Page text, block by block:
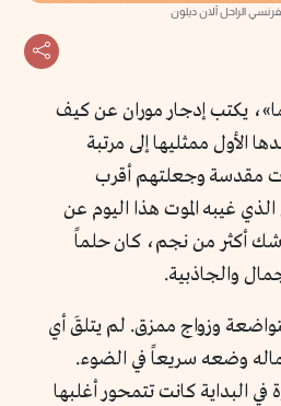
الراحل آلان ديلون
يكتب إدجار موران عن كيف
الأول ممثليها إلى مرتبة
مقدسة وجعلتهم أقرب
الذي غيبه الموت هذا اليوم عن
عاماً بلا شك أكثر من نجم، كان حلماً
والجاذبية.
وزواج ممزق. لم يتلقَ أي
وضعه سريعاً في الضوء.
البداية كانت تتمحور أغلبها